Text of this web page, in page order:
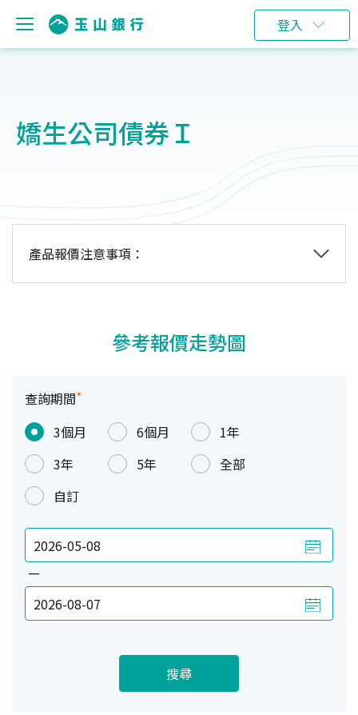
登入
嬌生公司債券Ｉ
產品報價注意事項：
參考報價走勢圖
查詢期間*
3個月
6個月
1年
3年
5年
全部
自訂
—
搜尋